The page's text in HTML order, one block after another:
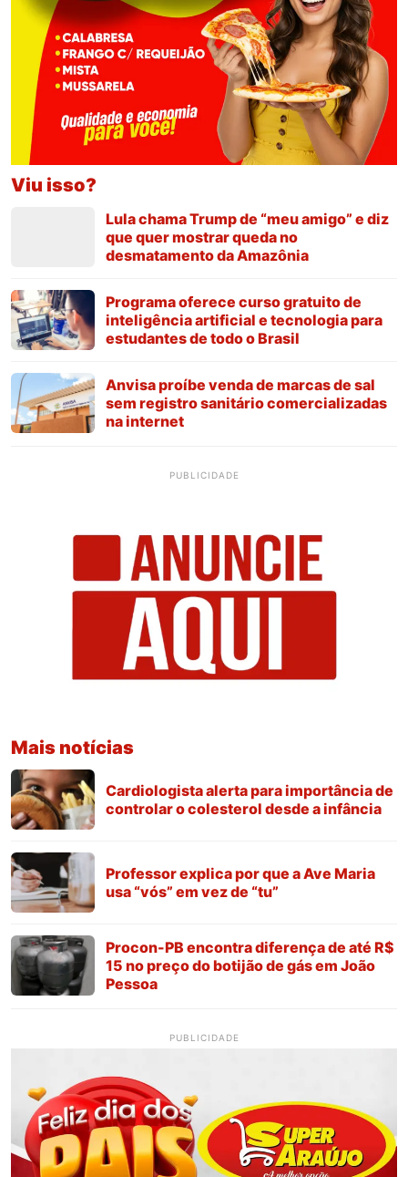
Viu isso?
Lula chama Trump de “meu amigo” e diz
que quer mostrar queda no
desmatamento da Amazônia
Programa oferece curso gratuito de
inteligência artificial e tecnologia para
estudantes de todo o Brasil
Anvisa proíbe venda de marcas de sal
sem registro sanitário comercializadas
na internet
PUBLICIDADE
Mais notícias
Cardiologista alerta para importância de
controlar o colesterol desde a infância
Professor explica por que a Ave Maria
usa “vós” em vez de “tu”
Procon-PB encontra diferença de até R$
15 no preço do botijão de gás em João
Pessoa
PUBLICIDADE